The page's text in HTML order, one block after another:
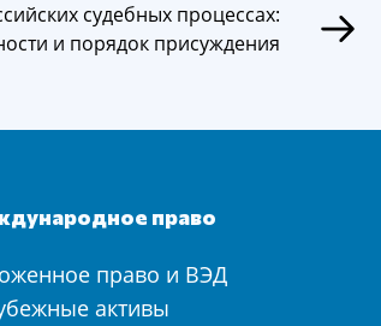
судебных процессах:
и порядок присуждения
право
право и ВЭД
активы